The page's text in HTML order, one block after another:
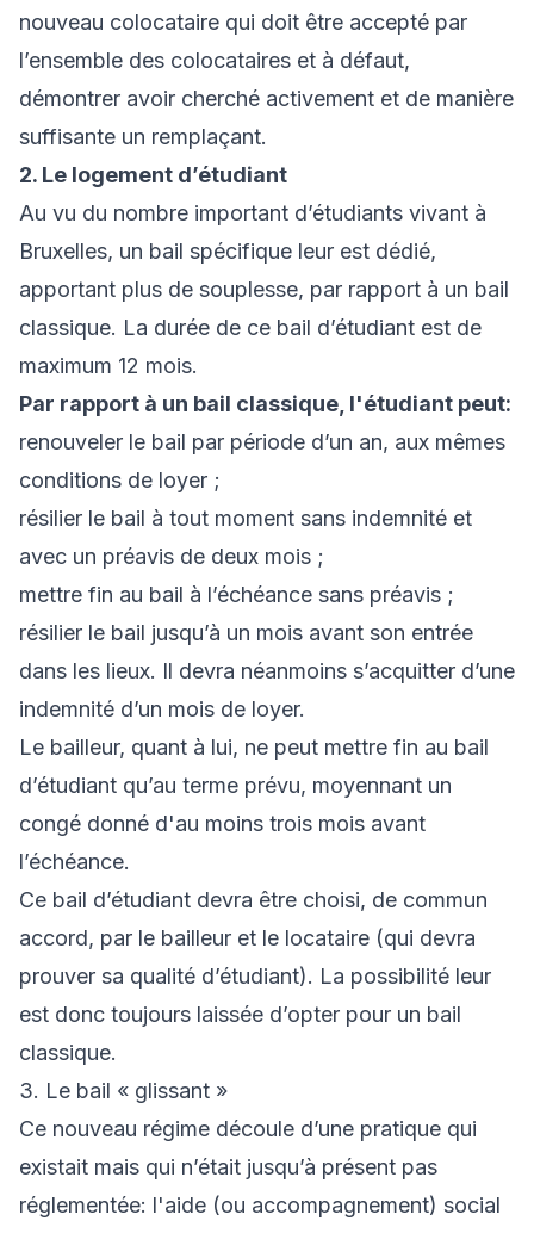
nouveau colocataire qui doit être accepté par
l’ensemble des colocataires et à défaut,
démontrer avoir cherché activement et de manière
suffisante un remplaçant.
2. Le logement d’étudiant
Au vu du nombre important d’étudiants vivant à
Bruxelles, un bail spécifique leur est dédié,
apportant plus de souplesse, par rapport à un bail
classique. La durée de ce bail d’étudiant est de
maximum 12 mois.
Par rapport à un bail classique, l'étudiant peut:
renouveler le bail par période d’un an, aux mêmes
conditions de loyer ;
résilier le bail à tout moment sans indemnité et
avec un préavis de deux mois ;
mettre fin au bail à l’échéance sans préavis ;
résilier le bail jusqu’à un mois avant son entrée
dans les lieux. Il devra néanmoins s’acquitter d’une
indemnité d’un mois de loyer.
Le bailleur, quant à lui, ne peut mettre fin au bail
d’étudiant qu’au terme prévu, moyennant un
congé donné d'au moins trois mois avant
l’échéance.
Ce bail d’étudiant devra être choisi, de commun
accord, par le bailleur et le locataire (qui devra
prouver sa qualité d’étudiant). La possibilité leur
est donc toujours laissée d’opter pour un bail
classique.
3. Le bail « glissant »
Ce nouveau régime découle d’une pratique qui
existait mais qui n’était jusqu’à présent pas
réglementée: l'aide (ou accompagnement) social